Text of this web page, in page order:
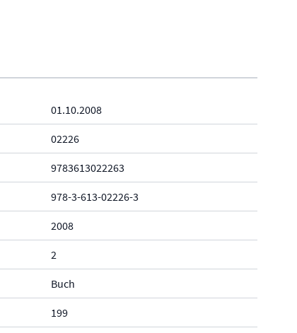
01.10.2008
02226
9783613022263
978-3-613-02226-3
2008
2
Buch
199